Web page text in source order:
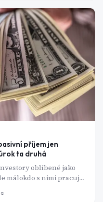
příjem jen
ta druhá
oblíbené jako
málokdo s nimi pracuje
Nestačí vybrat akcii s
je, co za tím skutečně